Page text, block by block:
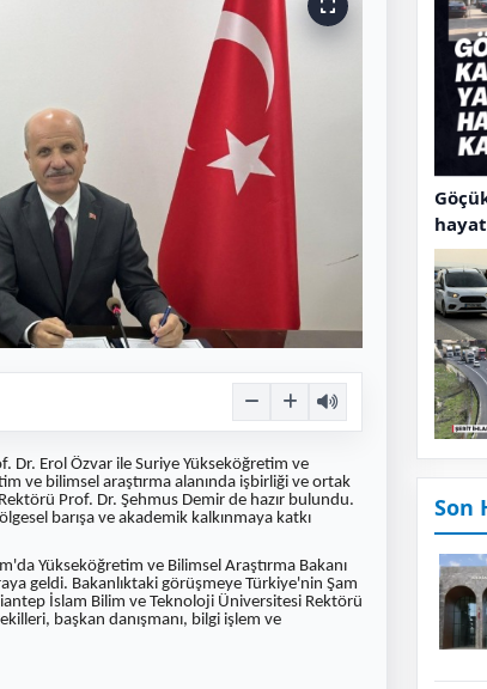
Dr. Erol Özvar ile Suriye Yükseköğretim ve
ve bilimsel araştırma alanında işbirliği ve ortak
Prof. Dr. Şehmus Demir de hazır bulundu.
barışa ve akademik kalkınmaya katkı
Yükseköğretim ve Bilimsel Araştırma Bakanı
geldi. Bakanlıktaki görüşmeye Türkiye'nin Şam
İslam Bilim ve Teknoloji Üniversitesi Rektörü
başkan danışmanı, bilgi işlem ve
Son